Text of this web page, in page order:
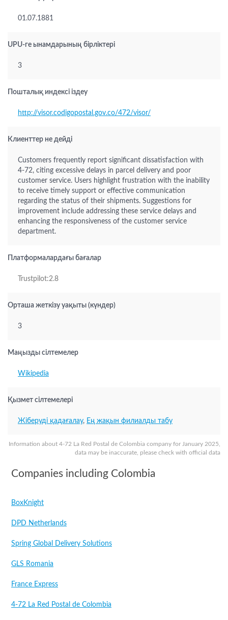
Information about 4-72 La Red Postal de Colombia company for January 2025,
data may be inaccurate, please check with official data
01.07.1881
UPU-ге ынамдарының бірліктері
3
Пошталық индексі іздеу
http://visor.codigopostal.gov.co/472/visor/
Клиенттер не дейді
Customers frequently report significant dissatisfaction with
4-72, citing excessive delays in parcel delivery and poor
customer service. Users highlight frustration with the inability
to receive timely support or effective communication
regarding the status of their shipments. Suggestions for
improvement include addressing these service delays and
enhancing the responsiveness of the customer service
department.
Платформалардағы бағалар
Trustpilot:2.8
Орташа жеткізу уақыты (күндер)
3
Маңызды сілтемелер
Wikipedia
Қызмет сілтемелері
Жіберуді қадағалау, Ең жақын филиалды табу
Companies including Colombia
BoxKnight
DPD Netherlands
Spring Global Delivery Solutions
GLS Romania
France Express
4-72 La Red Postal de Colombia